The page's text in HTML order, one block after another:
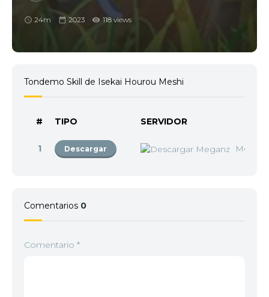
24m 2023 118 views
Tondemo Skill de Isekai Hourou Meshi
# TIPO SERVIDOR
1 Descargar Meganz
Comentarios 0
Comentario *